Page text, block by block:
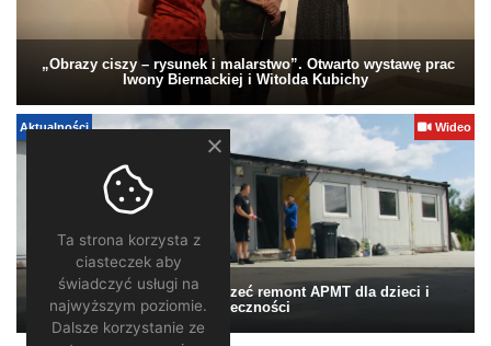
„Obrazy ciszy – rysunek i malarstwo”. Otwarto wystawę prac
Iwony Biernackiej i Witolda Kubichy
Aktualności Wideo
Pomagamy. Warto wesprzeć remont APMT dla dzieci i
społeczności
Ta strona korzysta z
ciasteczek aby
świadczyć usługi na
najwyższym poziomie.
Dalsze korzystanie ze